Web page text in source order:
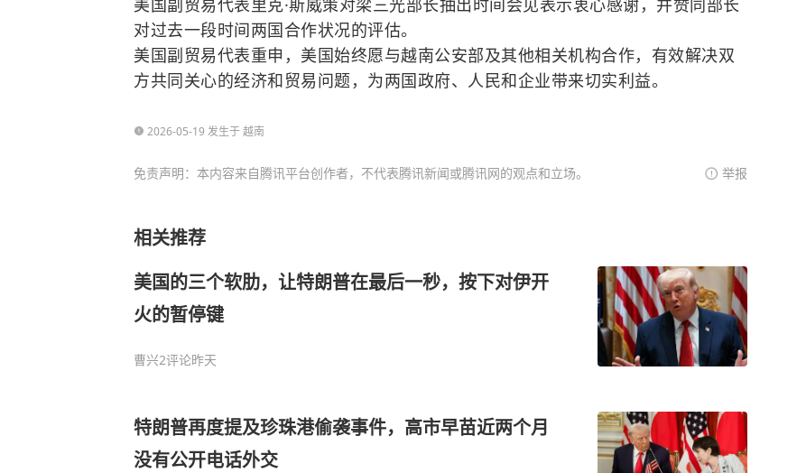
对过去一段时间两国合作状况的评估。
美国副贸易代表重申，美国始终愿与越南公安部及其他相关机构合作，有效解决双
方共同关心的经济和贸易问题，为两国政府、人民和企业带来切实利益。
2026-05-19 发生于 越南
免责声明：本内容来自腾讯平台创作者，不代表腾讯新闻或腾讯网的观点和立场。 举报
相关推荐
美国的三个软肋，让特朗普在最后一秒，按下对伊开
火的暂停键
曹兴2评论昨天
特朗普再度提及珍珠港偷袭事件，高市早苗近两个月
没有公开电话外交